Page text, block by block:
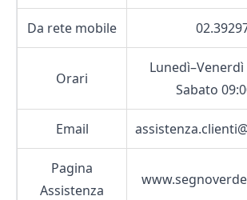
Da rete mobile
Orari
Lunedì–Venerdì
Sabato
Email
Pagina
Assistenza